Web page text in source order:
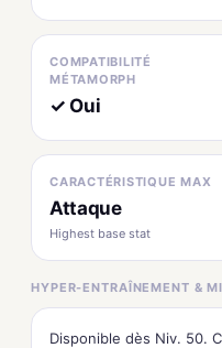
COMPATIBILITÉ
MÉTAMORPH
✓ Oui
CARACTÉRISTIQUE MAX
Attaque
Highest base stat
HYPER-ENTRAÎNEMENT &
Disponible dès Niv. 50.